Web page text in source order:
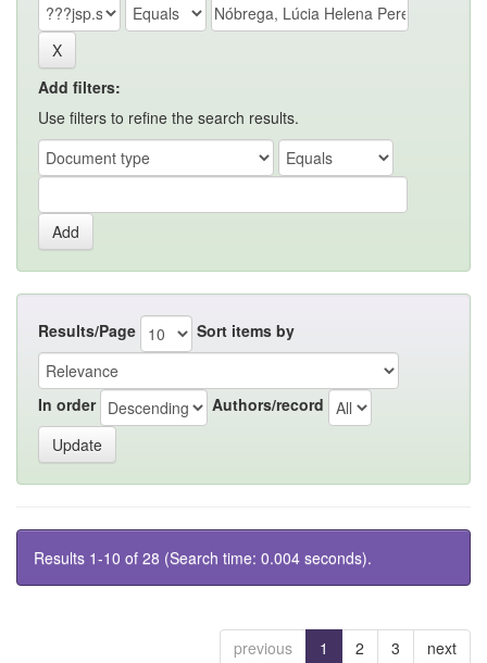
Add filters:
Use filters to refine the search results.
Results/Page Sort items by
In order Authors/record
Results 1-10 of 28 (Search time: 0.004 seconds).
previous 1 2 3 next